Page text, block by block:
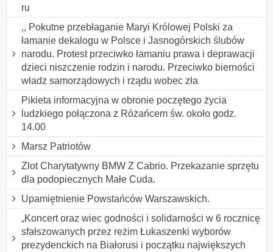
ru
,, Pokutne przebłaganie Maryi Królowej Polski za
łamanie dekalogu w Polsce i Jasnogórskich ślubów
narodu. Protest przeciwko łamaniu prawa i deprawacji
dzieci niszczenie rodzin i narodu. Przeciwko bierności
władz samorządowych i rządu wobec zła
Pikieta informacyjna w obronie poczętego życia
ludzkiego połączona z Różańcem św. około godz.
14.00
Marsz Patriotów
Zlot Charytatywny BMW Z Cabrio. Przekazanie sprzętu
dla podopiecznych Małe Cuda.
Upamiętnienie Powstańców Warszawskich.
„Koncert oraz wiec godności i solidarności w 6 rocznicę
sfałszowanych przez reżim Łukaszenki wyborów
prezydenckich na Białorusi i początku największych